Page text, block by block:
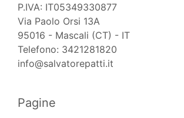
P.IVA: IT05349330877
Via Paolo Orsi 13A
95016 - Mascali (CT) - IT
Telefono: 3421281820
info@salvatorepatti.it
Pagine